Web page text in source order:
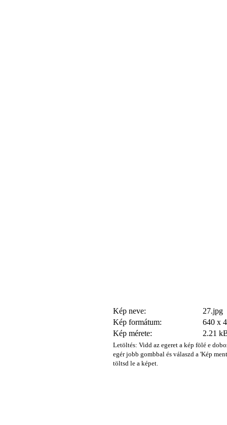
Kép neve:
27.jpg
Kép formátum:
640 x
Kép mérete:
2.21
Letöltés: Vidd az egeret a kép fölé e
egér jobb gombbal és válaszd a 'Kép
töltsd le a képet.